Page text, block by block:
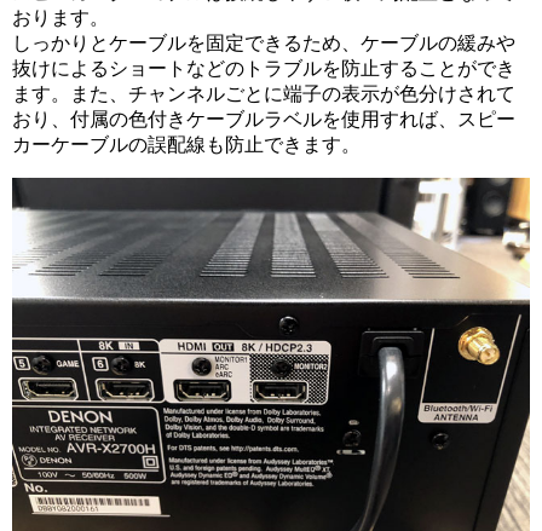
おります。
しっかりとケーブルを固定できるため、ケーブルの緩みや
抜けによるショートなどのトラブルを防止することができ
ます。また、チャンネルごとに端子の表示が色分けされて
おり、付属の色付きケーブルラベルを使用すれば、スピー
カーケーブルの誤配線も防止できます。